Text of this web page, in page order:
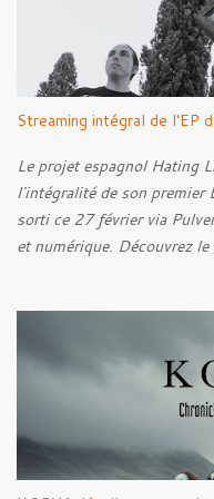
donne également la parole
Kohlmannslehner,
Ralf Raths, directeur du
afin d'interroger plus
dans l'esthétique et
découvrir ci-dessous :
Streaming intégral de l'EP
Le projet espagnol Hating
l'intégralité de son premier
sorti ce 27 février via
et numérique. Découvrez
Sense Of Fear